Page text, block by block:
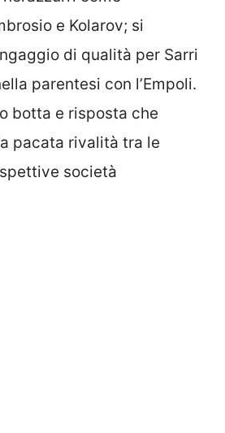
e Kolarov; si
di qualità per Sarri
parentesi con l’Empoli.
botta e risposta che
pacata rivalità tra le
società